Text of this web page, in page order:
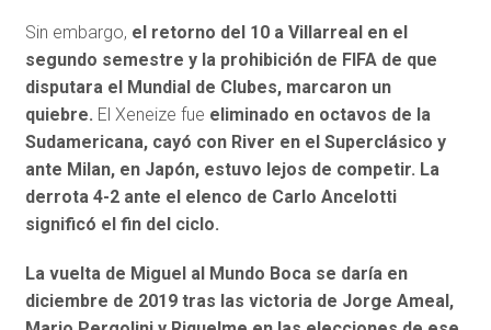
Sin embargo, el retorno del 10 a Villarreal en el
segundo semestre y la prohibición de FIFA de que
disputara el Mundial de Clubes, marcaron un
quiebre. El Xeneize fue eliminado en octavos de la
Sudamericana, cayó con River en el Superclásico y
ante Milan, en Japón, estuvo lejos de competir. La
derrota 4-2 ante el elenco de Carlo Ancelotti
significó el fin del ciclo.
La vuelta de Miguel al Mundo Boca se daría en
diciembre de 2019 tras las victoria de Jorge Ameal,